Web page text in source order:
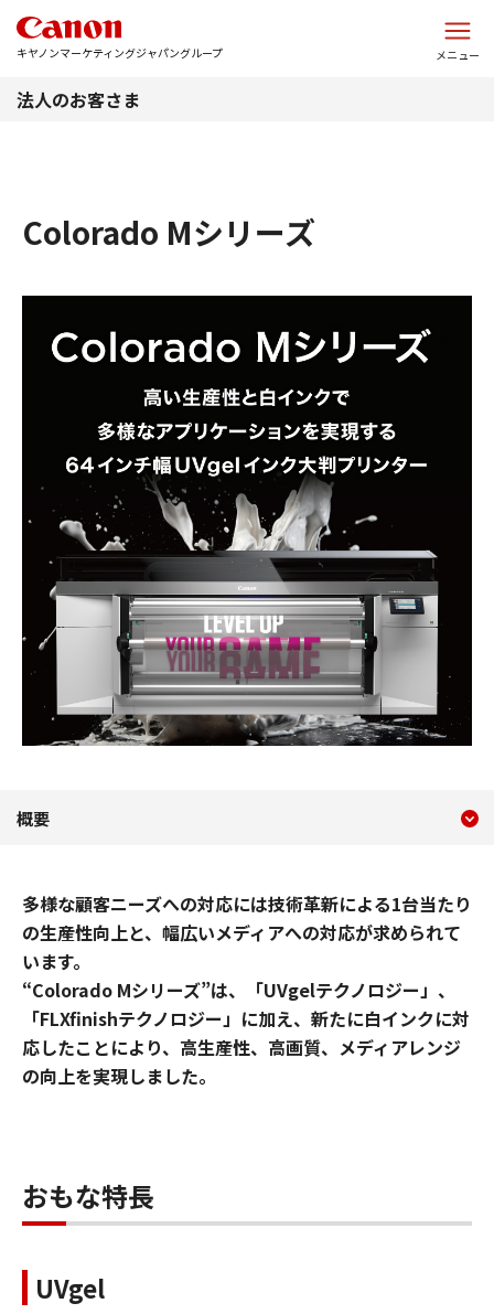
キヤノンマーケティングジャパングループ メニュー
法人のお客さま
Colorado Mシリーズ
概要 Colorado Mシリーズ
概要
多様な顧客ニーズへの対応には技術革新による1台当たり
の生産性向上と、幅広いメディアへの対応が求められて
います。
“Colorado Mシリーズ”は、「UVgelテクノロジー」、
「FLXfinishテクノロジー」に加え、新たに白インクに対
応したことにより、高生産性、高画質、メディアレンジ
の向上を実現しました。
おもな特長
UVgel